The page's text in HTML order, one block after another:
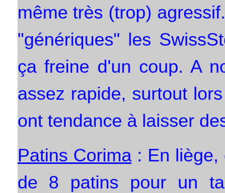
même très (trop)
"génériques" les
ça freine d'un coup. A
assez rapide, surtout
ont tendance à laisser
Patins Corima: En liège,
de 8 patins pour un